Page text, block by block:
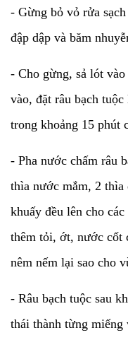
- Gừng bỏ vỏ rửa
đập dập và băm
- Cho gừng, sả lót
vào, đặt râu bạch
trong khoảng 15 phút
- Pha nước chấm râu
thìa nước mắm, 2 thìa
khuấy đều lên cho
thêm tỏi, ớt, nước cốt
nêm nếm lại sao cho
- Râu bạch tuộc sau
thái thành từng